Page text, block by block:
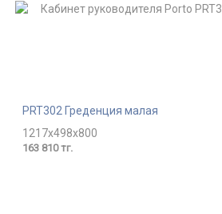
PRT302 Греденция малая
1217x498x800
163 810 тг.